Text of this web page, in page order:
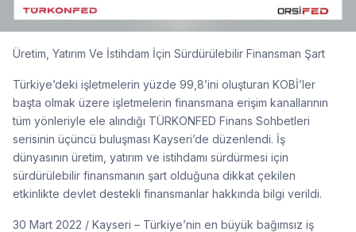
Üretim, Yatırım Ve İstihdam İçin Sürdürülebilir Finansman Şart
Türkiye’deki işletmelerin yüzde 99,8’ini oluşturan KOBİ’ler
başta olmak üzere işletmelerin finansmana erişim kanallarının
tüm yönleriyle ele alındığı TÜRKONFED Finans Sohbetleri
serisinin üçüncü buluşması Kayseri’de düzenlendi. İş
dünyasının üretim, yatırım ve istihdamı sürdürmesi için
sürdürülebilir finansmanın şart olduğuna dikkat çekilen
etkinlikte devlet destekli finansmanlar hakkında bilgi verildi.
30 Mart 2022 / Kayseri – Türkiye’nin en büyük bağımsız iş